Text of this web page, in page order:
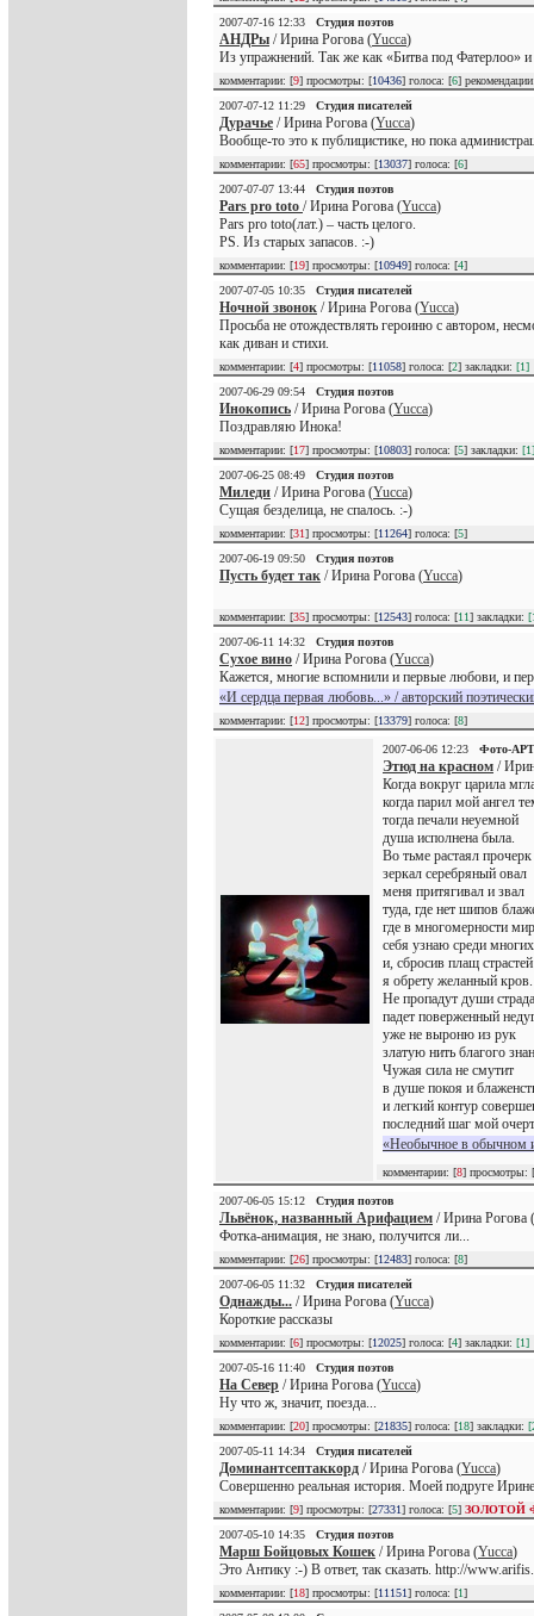
2007-07-16 12:33
Студия поэтов
АНДРы / Ирина Рогова (Yucca)
Из упражнений. Так же как «Битва под Фатерлоо»
комментарии: [9] просмотры: [10436] голоса: [6]
2007-07-12 11:29
Студия писателей
Дурачье / Ирина Рогова (Yucca)
Вообще-то это к публицистике, но пока
комментарии: [65] просмотры: [13037] голоса: [6]
2007-07-07 13:44
Студия поэтов
Pars pro toto / Ирина Рогова (Yucca)
Pars pro toto(лат.) – часть целого.
PS. Из старых запасов. :-)
комментарии: [19] просмотры: [10949] голоса: [4]
2007-07-05 10:35
Студия писателей
Ночной звонок / Ирина Рогова (Yucca)
Просьба не отождествлять героиню с автором,
как диван и стихи.
комментарии: [4] просмотры: [11058] голоса: [2] закладки: [1]
2007-06-29 09:54
Студия поэтов
Инокопись / Ирина Рогова (Yucca)
Поздравляю Инока!
комментарии: [17] просмотры: [10803] голоса: [5] закладки: [1]
2007-06-25 08:49
Студия поэтов
Миледи / Ирина Рогова (Yucca)
Сущая безделица, не спалось. :-)
комментарии: [31] просмотры: [11264] голоса: [5]
2007-06-19 09:50
Студия поэтов
Пусть будет так / Ирина Рогова (Yucca)
комментарии: [35] просмотры: [12543] голоса: [11] закладки:
2007-06-11 14:32
Студия поэтов
Сухое вино / Ирина Рогова (Yucca)
Кажется, многие вспомнили и первые любови, и
«И сердца первая любовь...» / авторский
комментарии: [12] просмотры: [13379] голоса: [8]
2007-06-06 12:23 Фото-АРТ
Этюд на красном /
Когда вокруг царила
когда парил мой ангел
тогда печали неуемной
душа исполнена была.
Во тьме растаял прочерк
зеркал серебряный овал
меня притягивал и звал
туда, где нет шипов
где в многомерности
себя узнаю среди многих
и, сбросив плащ
я обрету желанный кров.
Не пропадут души
падет поверженный
уже не выроню из рук
златую нить благого
Чужая сила не смутит
в душе покоя и
и легкий контур
последний шаг мой
«Необычное в обычном
комментарии: [8] просмотры: [
2007-06-05 15:12 Студия поэтов
Львёнок, названный Арифацием / Ирина Рогова (
Фотка-анимация, не знаю, получится ли...
комментарии: [26] просмотры: [12483] голоса: [8]
2007-06-05 11:32
Студия писателей
Однажды... / Ирина Рогова (Yucca)
Короткие рассказы
комментарии: [6] просмотры: [12025] голоса: [4] закладки: [1]
2007-05-16 11:40
Студия поэтов
На Север / Ирина Рогова (Yucca)
Ну что ж, значит, поезда...
комментарии: [20] просмотры: [21835] голоса: [18] закладки:
2007-05-11 14:34
Студия писателей
Доминантсептаккорд / Ирина Рогова (Yucca)
Совершенно реальная история. Моей подруге
комментарии: [9] просмотры: [27331] голоса: [5] ЗОЛОТОЙ
2007-05-10 14:35
Студия поэтов
Марш Бойцовых Кошек / Ирина Рогова (Yucca)
Это Антику :-) В ответ, так сказать. http://
комментарии: [18] просмотры: [11151] голоса: [1]